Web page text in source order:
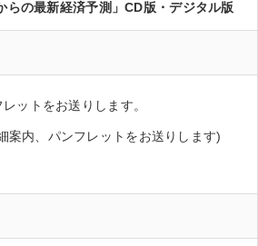
らの最新経済予測」CD版・デジタル版
ットをお送りします。
案内、パンフレットをお送りします)